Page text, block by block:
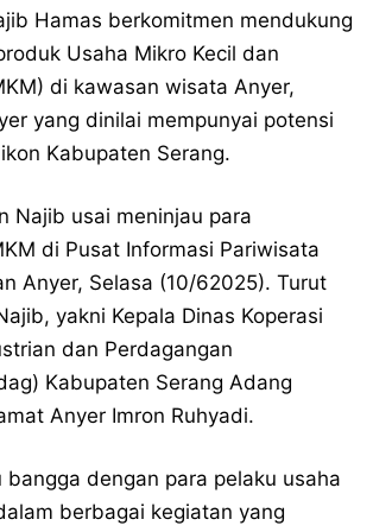
Hamas berkomitmen mendukung
Usaha Mikro Kecil dan
di kawasan wisata Anyer,
yang dinilai mempunyai potensi
Kabupaten Serang.
Najib usai meninjau para
di Pusat Informasi Pariwisata
Anyer, Selasa (10/62025). Turut
yakni Kepala Dinas Koperasi
dan Perdagangan
Kabupaten Serang Adang
Anyer Imron Ruhyadi.
bangga dengan para pelaku usaha
berbagai kegiatan yang